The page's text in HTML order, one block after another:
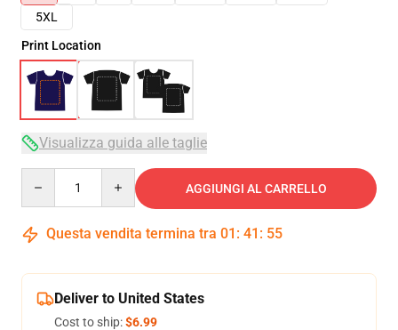
5XL
Print Location
Visualizza guida alle taglie
AGGIUNGI AL CARRELLO
Questa vendita termina tra 01 : 41 : 54
Deliver to United States
Cost to ship:$6.99